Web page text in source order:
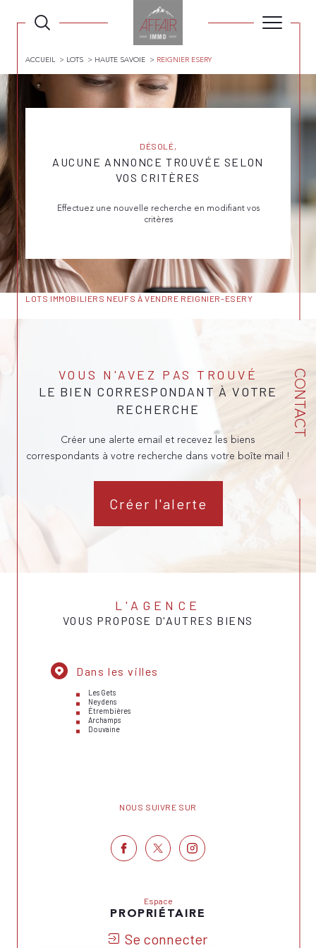
CONTACT
ACCUEIL LOTS HAUTE SAVOIE REIGNIER ESERY
DÉSOLÉ,
AUCUNE ANNONCE TROUVÉE SELON
VOS CRITÈRES
Effectuez une nouvelle recherche en modifiant vos
critères
LOTS IMMOBILIERS NEUFS À VENDRE REIGNIER-ESERY
VOUS N'AVEZ PAS TROUVÉ
LE BIEN CORRESPONDANT À VOTRE
RECHERCHE
Créer une alerte email et recevez les biens
correspondants à votre recherche dans votre boîte mail !
Créer l'alerte
L'AGENCE
VOUS PROPOSE D'AUTRES BIENS
Dans les villes
Les Gets
Neydens
Étrembières
Archamps
Douvaine
NOUS SUIVRE SUR
Espace
PROPRIÉTAIRE
Se connecter